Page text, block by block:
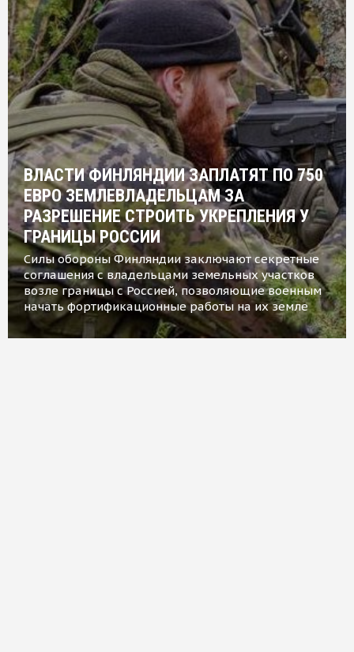
ВЛАСТИ ФИНЛЯНДИИ ЗАПЛАТЯТ ПО 750
ЕВРО ЗЕМЛЕВЛАДЕЛЬЦАМ ЗА
РАЗРЕШЕНИЕ СТРОИТЬ УКРЕПЛЕНИЯ У
ГРАНИЦЫ РОССИИ
Силы обороны Финляндии заключают секретные
соглашения с владельцами земельных участков
возле границы с Россией, позволяющие военным
начать фортификационные работы на их земле